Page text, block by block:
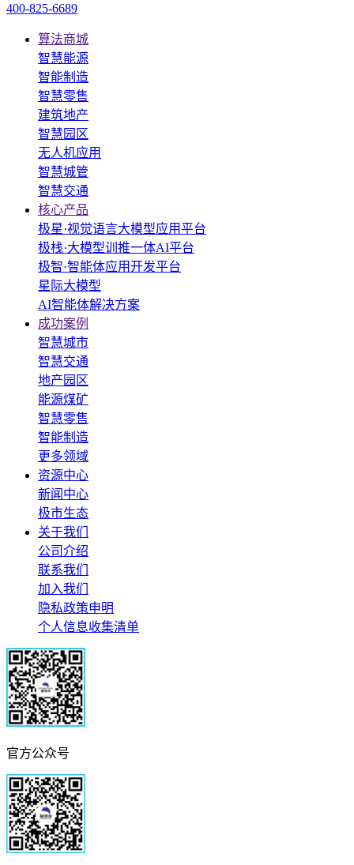
400-825-6689
算法商城
智慧能源
智能制造
智慧零售
建筑地产
智慧园区
无人机应用
智慧城管
智慧交通
核心产品
极星·视觉语言大模型应用平台
极栈·大模型训推一体AI平台
极智·智能体应用开发平台
星际大模型
AI智能体解决方案
成功案例
智慧城市
智慧交通
地产园区
能源煤矿
智慧零售
智能制造
更多领域
资源中心
新闻中心
极市生态
关于我们
公司介绍
联系我们
加入我们
隐私政策申明
个人信息收集清单
官方公众号